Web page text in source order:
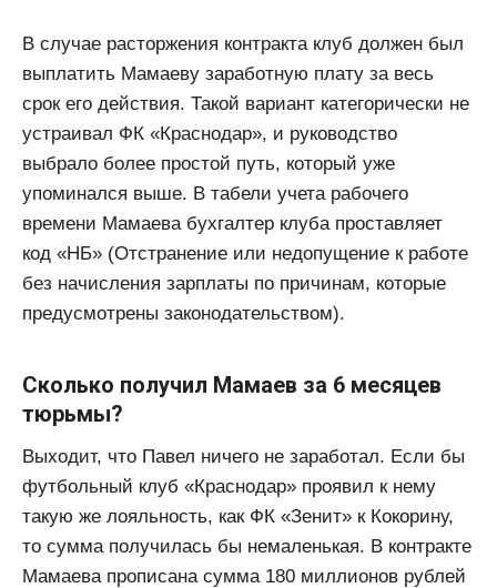
В случае расторжения контракта клуб должен был
выплатить Мамаеву заработную плату за весь
срок его действия. Такой вариант категорически не
устраивал ФК «Краснодар», и руководство
выбрало более простой путь, который уже
упоминался выше. В табели учета рабочего
времени Мамаева бухгалтер клуба проставляет
код «НБ» (Отстранение или недопущение к работе
без начисления зарплаты по причинам, которые
предусмотрены законодательством).
Сколько получил Мамаев за 6 месяцев
тюрьмы?
Выходит, что Павел ничего не заработал. Если бы
футбольный клуб «Краснодар» проявил к нему
такую же лояльность, как ФК «Зенит» к Кокорину,
то сумма получилась бы немаленькая. В контракте
Мамаева прописана сумма 180 миллионов рублей